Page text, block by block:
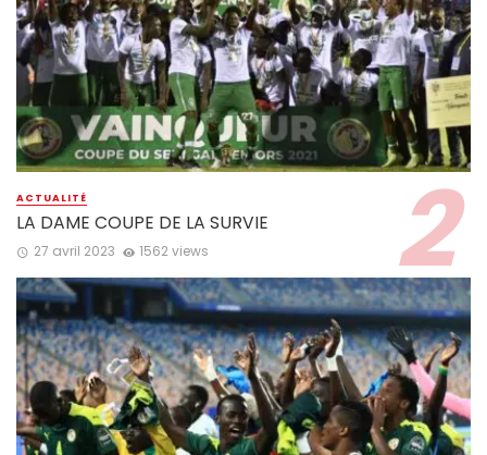
ACTUALITÉ
LA DAME COUPE DE LA SURVIE
27 avril 2023 1562 views